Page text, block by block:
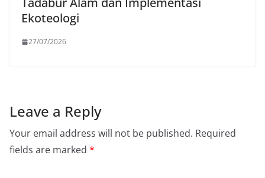
Ekoteologi
27/07/2026
Leave a Reply
Your email address will not be published. Required
fields are marked *